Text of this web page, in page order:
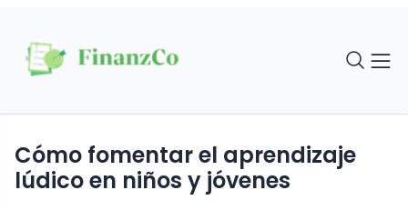
Cómo fomentar el aprendizaje
lúdico en niños y jóvenes